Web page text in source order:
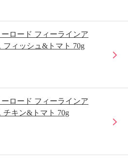
ーロード フィーラインア
フィッシュ&トマト 70g
ーロード フィーラインア
チキン&トマト 70g